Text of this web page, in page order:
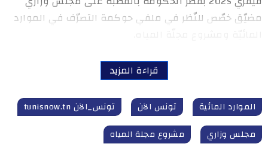
مضيّق خصّص للنّظر في ملفي حوكمة التصرّف في الموارد
قراءة المزيد
الموارد المائية تونس الآن
تونس_الآن tunisnow.tn
مجلس وزاري
مشروع مجلة المياه